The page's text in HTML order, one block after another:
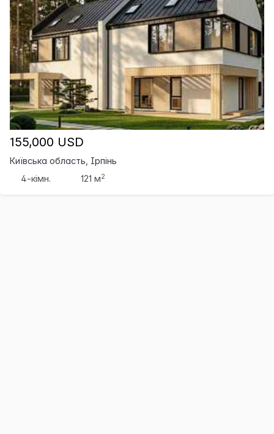
155,000 USD
Київська область, Ірпінь
4-кімн.
121 м2